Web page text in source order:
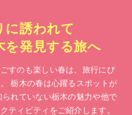
に誘われて
を発見する旅へ
すのも楽しい春は、旅行にぴ
栃木の春は心躍るスポットが
られていない栃木の魅力や他で
ティビティをご紹介します。